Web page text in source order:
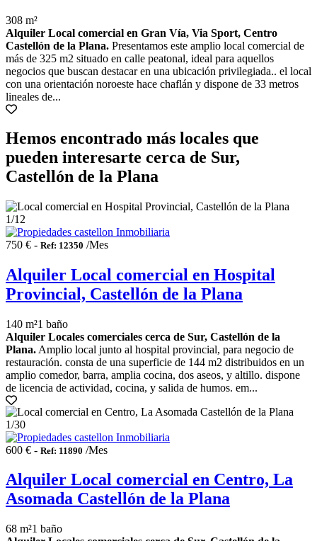
308 m²
Alquiler Local comercial en Gran Vía, Via Sport, Centro
Castellón de la Plana. Presentamos este amplio local comercial de
más de 325 m2 situado en calle peatonal, ideal para aquellos
negocios que buscan destacar en una ubicación privilegiada.. el local
con una orientación noroeste hace chaflán y dispone de 33 metros
lineales de...
Hemos encontrado más locales que
pueden interesarte cerca de Sur,
Castellón de la Plana
1/12
750 € - Ref: 12350 /Mes
Alquiler Local comercial en Hospital
Provincial, Castellón de la Plana
140 m²1 baño
Alquiler Locales comerciales cerca de Sur, Castellón de la
Plana. Amplio local junto al hospital provincial, para negocio de
restauración. consta de una superficie de 144 m2 distribuidos en un
amplio comedor, barra, amplia cocina, dos aseos, y altillo. dispone
de licencia de actividad, cocina, y salida de humos. em...
1/30
600 € - Ref: 11890 /Mes
Alquiler Local comercial en Centro, La
Asomada Castellón de la Plana
68 m²1 baño